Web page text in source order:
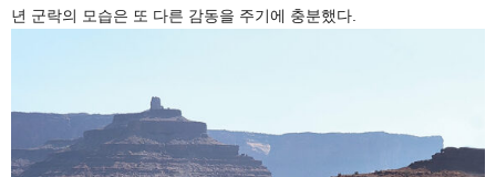
년 군락의 모습은 또 다른 감동을 주기에 충분했다.